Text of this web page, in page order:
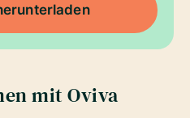
mit Oviva